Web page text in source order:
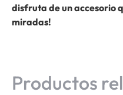
disfruta de un accesorio
miradas!
Productos